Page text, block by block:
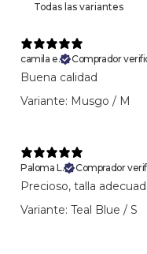
camila e.
Comprador
Buena calidad
Variante: Musgo / M
Paloma L.
Comprador
Precioso, talla
Variante: Teal Blue / S